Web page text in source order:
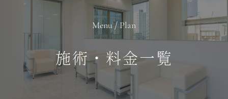
Menu / Plan
施術・料金一覧